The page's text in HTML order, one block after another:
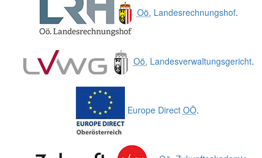
Oö. Landesrechnungshof.
Oö. Landesverwaltungsgericht.
Europe Direct OÖ.